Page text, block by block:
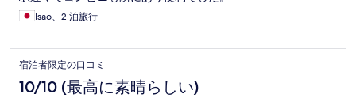
Isao、2 泊旅行
宿泊者限定の口コミ
10/10 (最高に素晴らしい)